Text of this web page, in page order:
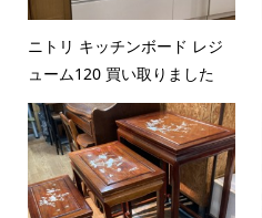
ニトリ キッチンボード レジ
ューム120 買い取りました